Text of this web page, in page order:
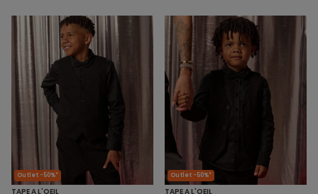
Outlet -50%*
TAPE A L'OEIL
Outlet -50%*
TAPE A L'OEIL